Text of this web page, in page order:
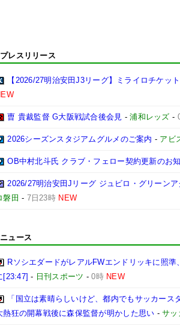
プレスリリース
【2026/27明治安田J3リーグ】ミライロチケッ
曺 貴裁監督 G大阪戦試合後会見 -浦和レッズ -
2026シーズンスタジアムグルメのご案内 - アビ
OB中村北斗氏 クラブ・フェロー契約更新のお
2026/27明治安田Jリーグ ジュビロ・グリーン
磐田 - 7日23時 NEW
ニュース
RソシエダードがレアルFWエンドリッキに照
[23:47] - 日刊スポーツ -0時 NEW
「国立は素晴らしいけど、都内でもサッカー
熱狂の開幕戦後に森保監督が明かした思い -サッ